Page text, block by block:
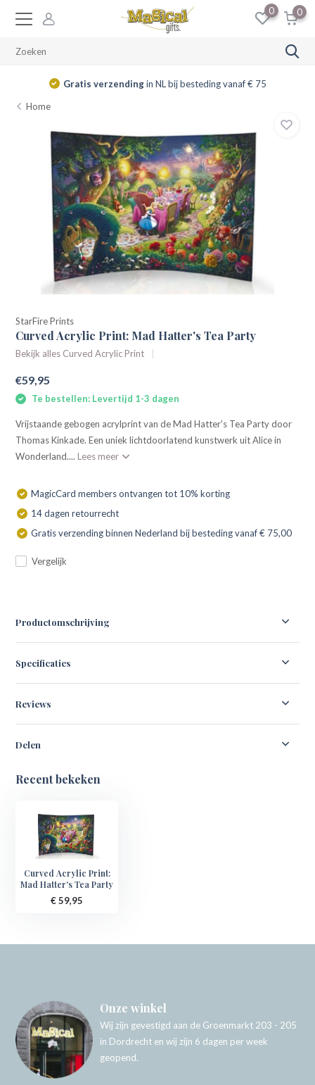
0 0
Gratis verzendingin NL bij besteding vanaf € 75
Home
StarFire Prints
Curved Acrylic Print: Mad Hatter's Tea Party
Bekijk alles Curved Acrylic Print
€59,95
Te bestellen: Levertijd 1-3 dagen
Vrijstaande gebogen acrylprint van de Mad Hatter's Tea Party door
Thomas Kinkade. Een uniek lichtdoorlatend kunstwerk uit Alice in
Wonderland.... Lees meer
MagicCard members ontvangen tot 10% korting
14 dagen retourrecht
Gratis verzending binnen Nederland bij besteding vanaf € 75,00
Vergelijk
Productomschrijving
Specificaties
Reviews
Delen
Recent bekeken
Curved Acrylic Print:
Mad Hatter's Tea Party
€ 59,95
Onze winkel
Wij zijn gevestigd aan de Groenmarkt 203 - 205
in Dordrecht en wij zijn 6 dagen per week
geopend.